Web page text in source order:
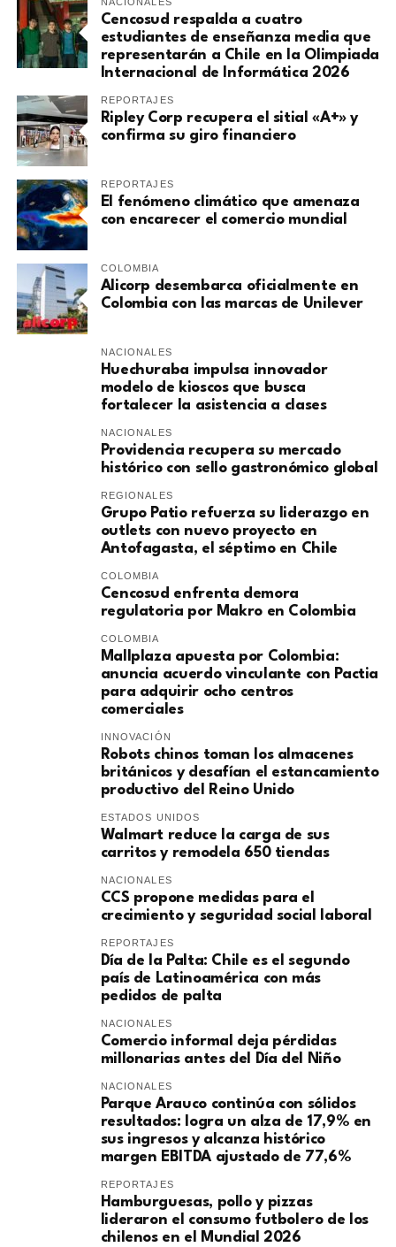
Cencosud respalda a cuatro
estudiantes de enseñanza media que
representarán a Chile en la Olimpiada
Internacional de Informática 2026
REPORTAJES
Ripley Corp recupera el sitial «A+» y
confirma su giro financiero
REPORTAJES
El fenómeno climático que amenaza
con encarecer el comercio mundial
COLOMBIA
Alicorp desembarca oficialmente en
Colombia con las marcas de Unilever
NACIONALES
Huechuraba impulsa innovador
modelo de kioscos que busca
fortalecer la asistencia a clases
NACIONALES
Providencia recupera su mercado
histórico con sello gastronómico global
REGIONALES
Grupo Patio refuerza su liderazgo en
outlets con nuevo proyecto en
Antofagasta, el séptimo en Chile
COLOMBIA
Cencosud enfrenta demora
regulatoria por Makro en Colombia
COLOMBIA
Mallplaza apuesta por Colombia:
anuncia acuerdo vinculante con Pactia
para adquirir ocho centros
comerciales
INNOVACIÓN
Robots chinos toman los almacenes
británicos y desafían el estancamiento
productivo del Reino Unido
ESTADOS UNIDOS
Walmart reduce la carga de sus
carritos y remodela 650 tiendas
NACIONALES
CCS propone medidas para el
crecimiento y seguridad social laboral
REPORTAJES
Día de la Palta: Chile es el segundo
país de Latinoamérica con más
pedidos de palta
NACIONALES
Comercio informal deja pérdidas
millonarias antes del Día del Niño
NACIONALES
Parque Arauco continúa con sólidos
resultados: logra un alza de 17,9% en
sus ingresos y alcanza histórico
margen EBITDA ajustado de 77,6%
REPORTAJES
Hamburguesas, pollo y pizzas
lideraron el consumo futbolero de los
chilenos en el Mundial 2026